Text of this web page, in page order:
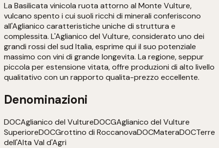
La Basilicata vinicola ruota attorno al Monte Vulture,
vulcano spento i cui suoli ricchi di minerali conferiscono
all'Aglianico caratteristiche uniche di struttura e
complessita. L'Aglianico del Vulture, considerato uno dei
grandi rossi del sud Italia, esprime qui il suo potenziale
massimo con vini di grande longevita. La regione, seppur
piccola per estensione vitata, offre produzioni di alto livello
qualitativo con un rapporto qualita-prezzo eccellente.
Denominazioni
DOCAglianico del VultureDOCGAglianico del Vulture
SuperioreDOCGrottino di RoccanovaDOCMateraDOCTerre
dell'Alta Val d'Agri